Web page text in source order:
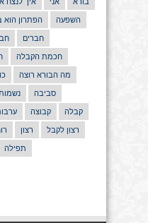
הפתרון הוא השפעה
חברים
חכמת הקבלה
מה הבורא רוצה
סביבה
קבוצה קבלה
רצון רצון לקבל
תפילה